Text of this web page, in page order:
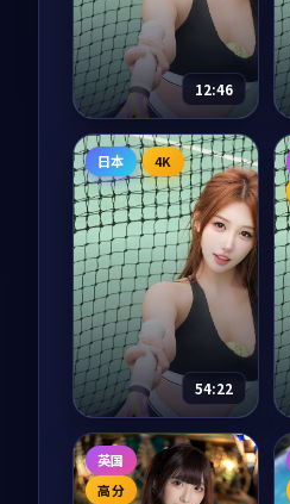
12:46
我们的丝绸之路
纪录片 2025
主演：任达华、陈坤
从长安到撒马尔罕、
从骆驼到中欧班列，
十二集纪录片把两千
年的丝绸之路重新走
了一遍。每一集都从
一件文物开始，回到
正在重新连接的当
下。
69,239 9.0 剧情
日本 4K
54:22
银河奇旅
动漫 2025
英国
高分